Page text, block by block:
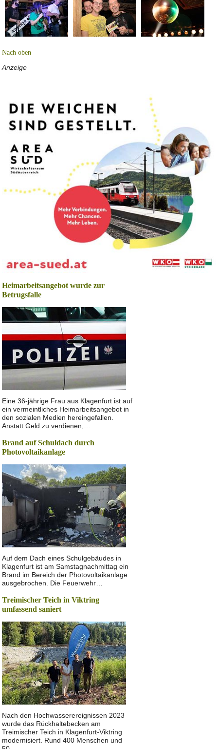
Nach oben
Anzeige
Heimarbeitsangebot wurde zur
Betrugsfalle
Eine 36-jährige Frau aus Klagenfurt ist auf
ein vermeintliches Heimarbeitsangebot in
den sozialen Medien hereingefallen.
Anstatt Geld zu verdienen,…
Brand auf Schuldach durch
Photovoltaikanlage
Auf dem Dach eines Schulgebäudes in
Klagenfurt ist am Samstagnachmittag ein
Brand im Bereich der Photovoltaikanlage
ausgebrochen. Die Feuerwehr…
Treimischer Teich in Viktring
umfassend saniert
Nach den Hochwasserereignissen 2023
wurde das Rückhaltebecken am
Treimischer Teich in Klagenfurt-Viktring
modernisiert. Rund 400 Menschen und